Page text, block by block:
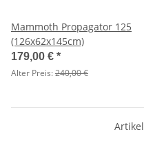
Mammoth Propagator 125
(126x62x145cm)
179,00 € *
Alter Preis:240,00 €